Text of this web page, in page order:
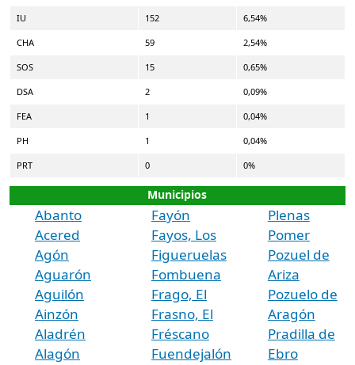
IU 152 6,54%
CHA 59 2,54%
SOS 15 0,65%
DSA 2 0,09%
FEA 1 0,04%
PH 1 0,04%
PRT 0 0%
Municipios
Abanto
Acered
Agón
Aguarón
Aguilón
Ainzón
Aladrén
Alagón
Fayón
Fayos, Los
Figueruelas
Fombuena
Frago, El
Frasno, El
Fréscano
Fuendejalón
Plenas
Pomer
Pozuel de
Ariza
Pozuelo de
Aragón
Pradilla de
Ebro